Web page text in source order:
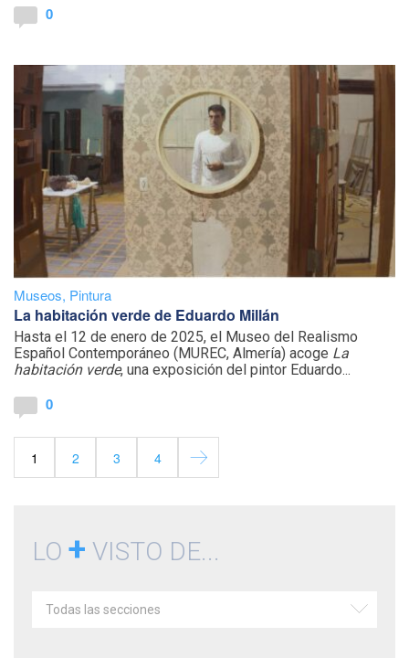
0
Museos, Pintura
La habitación verde de Eduardo Millán
Hasta el 12 de enero de 2025, el Museo del Realismo
Español Contemporáneo (MUREC, Almería) acoge La
habitación verde, una exposición del pintor Eduardo...
0
1 2 3 4
LO + VISTO DE...
Todas las secciones